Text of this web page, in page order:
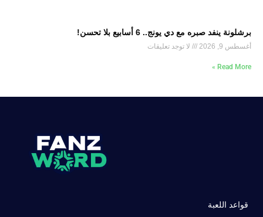
برشلونة ينفد صبره مع دي يونج.. 6 أسابيع بلا تحسن!
أغسطس 9, 2026 لا توجد تعليقات
Read More »
قواعد اللعبة